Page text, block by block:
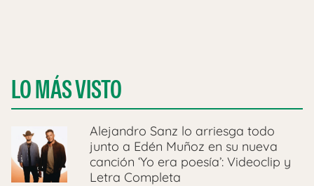
LO MÁS VISTO
Alejandro Sanz lo arriesga todo
junto a Edén Muñoz en su nueva
canción ‘Yo era poesía’: Videoclip y
Letra Completa